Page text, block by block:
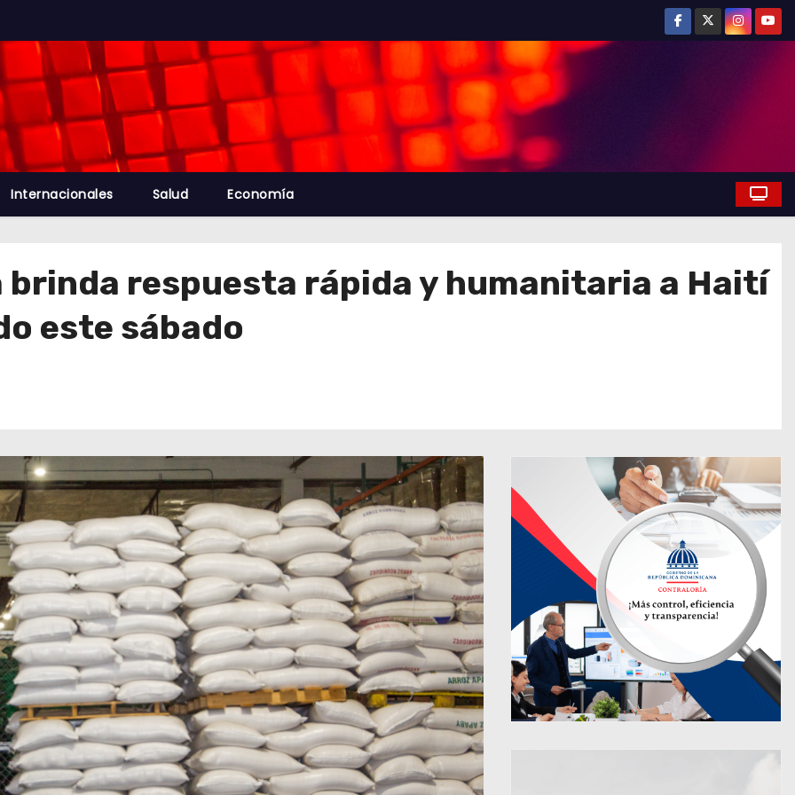
Internacionales Salud Economía
brinda respuesta rápida y humanitaria a Haití
este sábado